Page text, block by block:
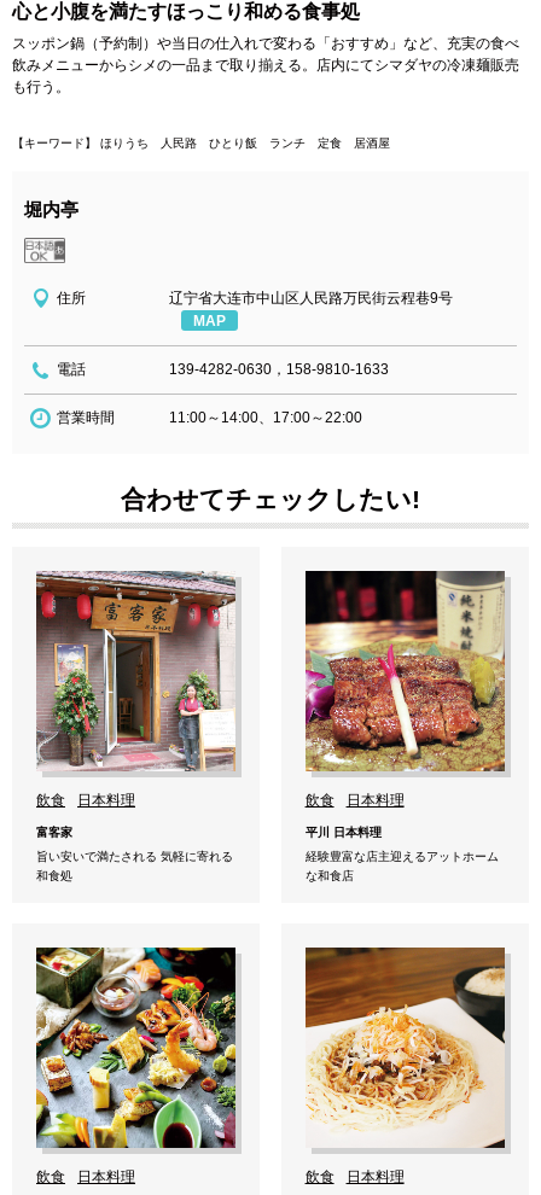
心と小腹を満たすほっこり和める食事処
スッポン鍋（予約制）や当日の仕入れで変わる「おすすめ」など、充実の食べ
飲みメニューからシメの一品まで取り揃える。店内にてシマダヤの冷凍麺販売
も行う。
【キーワード】 ほりうち 人民路 ひとり飯 ランチ 定食 居酒屋
堀内亭
住所
辽宁省大连市中山区人民路万民街云程巷9号
MAP
電話 139-4282-0630，158-9810-1633
営業時間 11:00～14:00、17:00～22:00
合わせてチェックしたい!
飲食 日本料理
富客家
旨い安いで満たされる 気軽に寄れる
和食処
飲食 日本料理
平川 日本料理
経験豊富な店主迎えるアットホーム
な和食店
飲食 日本料理 飲食 日本料理